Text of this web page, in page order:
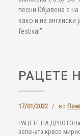
песни.Објавена е
како и на англиски
festival”.
РАЦЕТЕ
17/01/2022 / во
РАЦЕТЕ НА ДРВОТОНа
зелената крвсо